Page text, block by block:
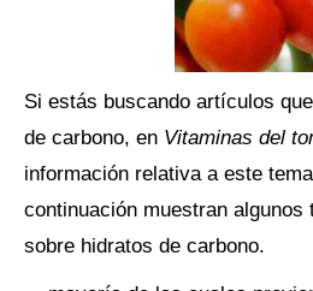
Si estás buscando artículos
de carbono, en Vitaminas del
información relativa a este
continuación muestran
sobre hidratos de carbono.